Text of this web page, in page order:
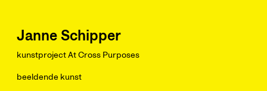
Janne Schipper
kunstproject At Cross Purposes
beeldende kunst